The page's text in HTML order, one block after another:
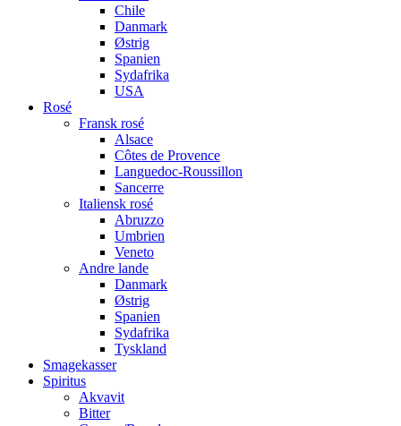
Chile
Danmark
Østrig
Spanien
Sydafrika
USA
Rosé
Fransk rosé
Alsace
Côtes de Provence
Languedoc-Roussillon
Sancerre
Italiensk rosé
Abruzzo
Umbrien
Veneto
Andre lande
Danmark
Østrig
Spanien
Sydafrika
Tyskland
Smagekasser
Spiritus
Akvavit
Bitter